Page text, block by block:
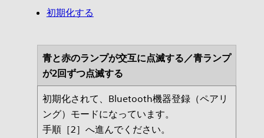
初期化する
青と赤のランプが交互に点滅する／青ランプ
が2回ずつ点滅する
初期化されて、Bluetooth機器登録（ペアリ
ング）モードになっています。
手順［2］へ進んでください。